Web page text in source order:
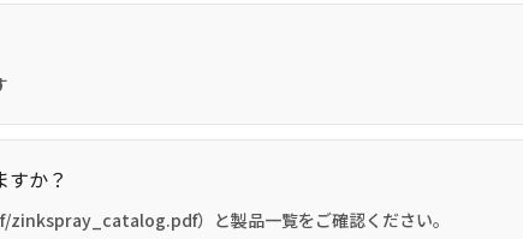
か？
）と製品一覧をご確認ください。